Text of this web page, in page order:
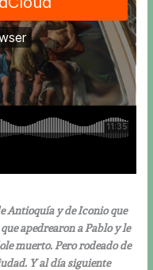
Antioquía y de Iconio que
apedrearon a Pablo y le
muerto. Pero rodeado de
Y al día siguiente